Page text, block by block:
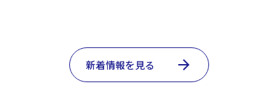
新着情報を見る arrow_forward